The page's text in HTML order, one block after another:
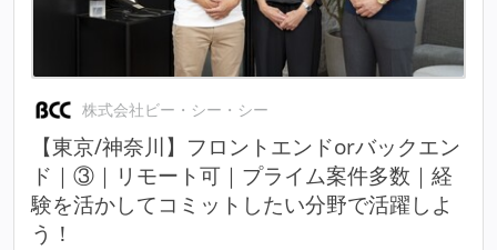
株式会社ビー・シー・シー
【東京/神奈川】フロントエンドorバックエン
ド｜③｜リモート可｜プライム案件多数｜経
験を活かしてコミットしたい分野で活躍しよ
う！